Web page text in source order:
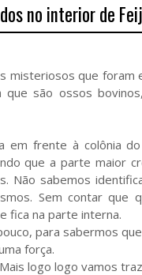
no interior de
misteriosos que foram
que são ossos
em frente à colônia
que a parte maior
Não sabemos
Sem contar que
fica na parte interna.
para sabermos que
força.
logo logo vamos